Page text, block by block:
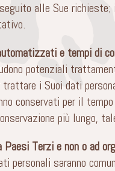
alle Sue
e tempi di
potenziali
i Suoi dati
conservati per il
più lungo,
Terzi e non o ad
personali saranno